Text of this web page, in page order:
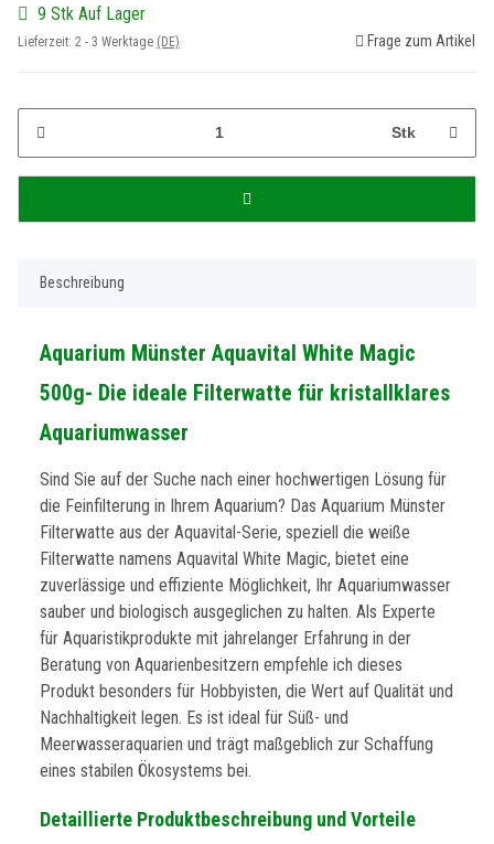
9 Stk Auf Lager
Lieferzeit: 2 - 3 Werktage (DE) Frage zum Artikel
Stk
Beschreibung
Aquarium Münster Aquavital White Magic
500g- Die ideale Filterwatte für kristallklares
Aquariumwasser
Sind Sie auf der Suche nach einer hochwertigen Lösung für
die Feinfilterung in Ihrem Aquarium? Das Aquarium Münster
Filterwatte aus der Aquavital-Serie, speziell die weiße
Filterwatte namens Aquavital White Magic, bietet eine
zuverlässige und effiziente Möglichkeit, Ihr Aquariumwasser
sauber und biologisch ausgeglichen zu halten. Als Experte
für Aquaristikprodukte mit jahrelanger Erfahrung in der
Beratung von Aquarienbesitzern empfehle ich dieses
Produkt besonders für Hobbyisten, die Wert auf Qualität und
Nachhaltigkeit legen. Es ist ideal für Süß- und
Meerwasseraquarien und trägt maßgeblich zur Schaffung
eines stabilen Ökosystems bei.
Detaillierte Produktbeschreibung und Vorteile